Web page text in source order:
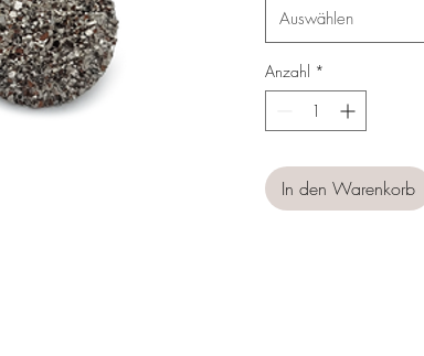
Auswählen
Anzahl *
In den Warenkorb